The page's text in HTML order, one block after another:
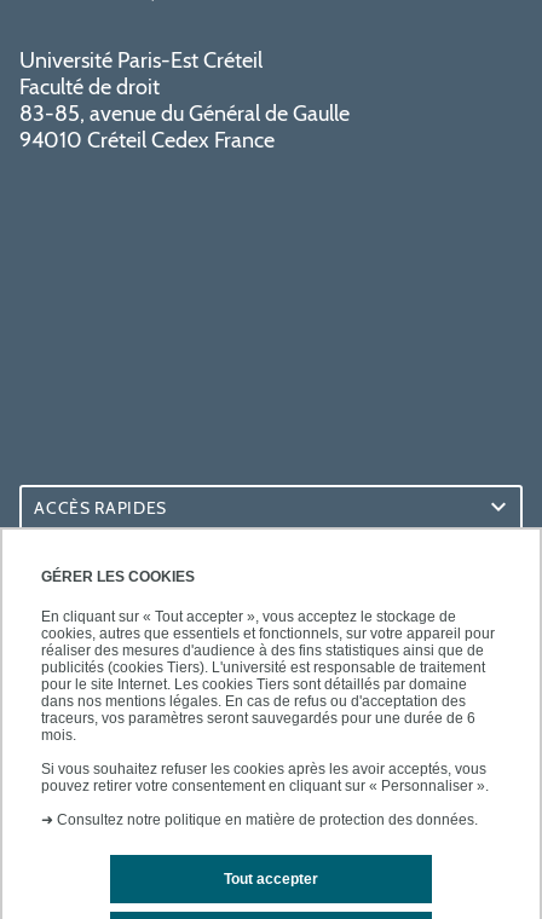
GÉRER LES COOKIES
En cliquant sur « Tout accepter », vous acceptez le stockage de
cookies, autres que essentiels et fonctionnels, sur votre appareil pour
réaliser des mesures d'audience à des fins statistiques ainsi que de
publicités (cookies Tiers). L'université est responsable de traitement
pour le site Internet. Les cookies Tiers sont détaillés par domaine
dans nos mentions légales. En cas de refus ou d'acceptation des
traceurs, vos paramètres seront sauvegardés pour une durée de 6
mois.
Si vous souhaitez refuser les cookies après les avoir acceptés, vous
pouvez retirer votre consentement en cliquant sur « Personnaliser ».
➜ Consultez notre politique en matière de protection des données.
Tout accepter
Université Paris-Est Créteil
Faculté de droit
83-85, avenue du Général de Gaulle
94010 Créteil Cedex France
ACCÈS RAPIDES
ACCÈS PRATIQUES
SUIVEZ-NOUS
Contacts